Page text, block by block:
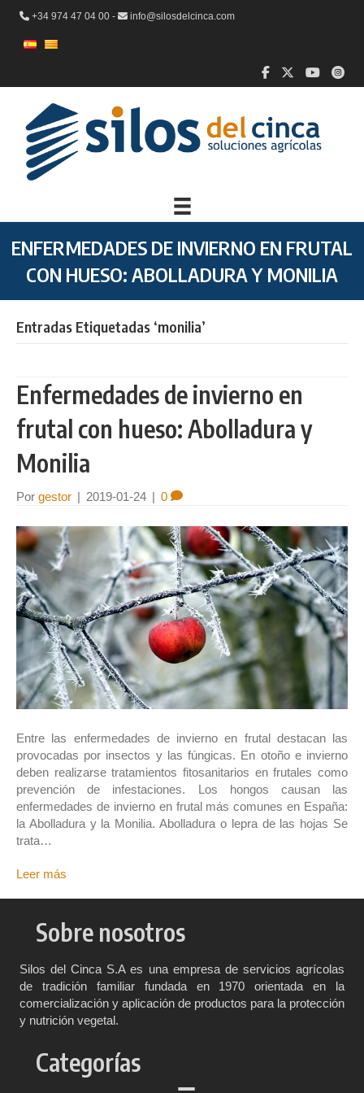
+34 974 47 04 00 - info@silosdelcinca.com
ENFERMEDADES DE INVIERNO EN FRUTAL
CON HUESO: ABOLLADURA Y MONILIA
Entradas Etiquetadas ‘monilia’
Enfermedades de invierno en
frutal con hueso: Abolladura y
Monilia
Por gestor 2019-01-24 0
Entre las enfermedades de invierno en frutal destacan las
provocadas por insectos y las fúngicas. En otoño e invierno
deben realizarse tratamientos fitosanitarios en frutales como
prevención de infestaciones. Los hongos causan las
enfermedades de invierno en frutal más comunes en España:
la Abolladura y la Monilia. Abolladura o lepra de las hojas Se
trata…
Leer más
Sobre nosotros
Silos del Cinca S.A es una empresa de servicios agrícolas
de tradición familiar fundada en 1970 orientada en la
comercialización y aplicación de productos para la protección
y nutrición vegetal.
Categorías